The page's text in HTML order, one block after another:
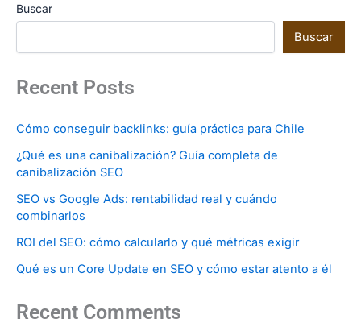
Buscar
Buscar
Recent Posts
Cómo conseguir backlinks: guía práctica para Chile
¿Qué es una canibalización? Guía completa de
canibalización SEO
SEO vs Google Ads: rentabilidad real y cuándo
combinarlos
ROI del SEO: cómo calcularlo y qué métricas exigir
Qué es un Core Update en SEO y cómo estar atento a él
Recent Comments